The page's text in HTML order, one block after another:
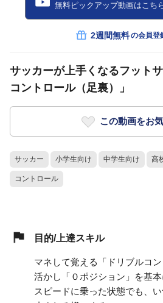
無料ピックアップ動画はこち
2週間無料の会員登
サッカーが上手くなるフット
コントロール（足裏）」
この動画をお
サッカー 小学生向け 中学生向け 高
コントロール
目的/上達スキル
マネして覚える「ドリブルコ
活かし「０ポジション」を基本
スピードに乗った状態でも、